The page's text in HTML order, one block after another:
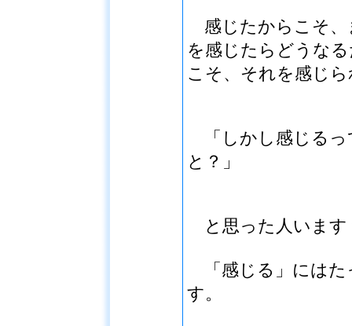
感じたからこそ、
を感じたらどうな
こそ、それを感じ
「しかし感じるっ
と？」
と思った人います
「感じる」にはた
す。